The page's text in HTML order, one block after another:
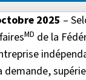
2025 –
MD de la
demande,